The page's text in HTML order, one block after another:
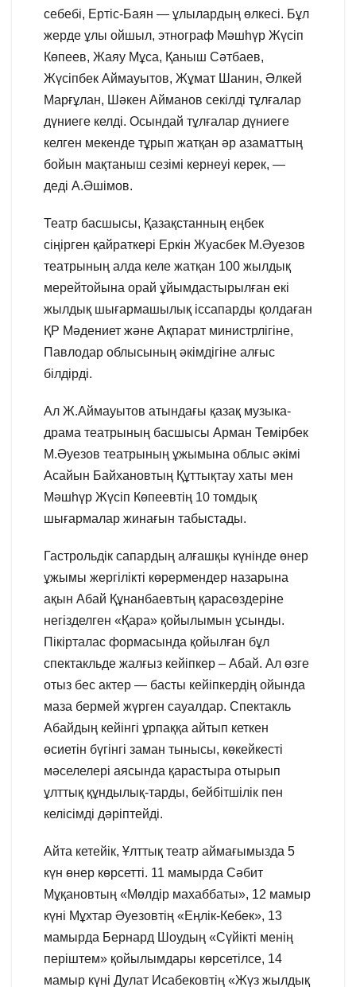
себебі, Ертіс-Баян — ұлылардың өлкесі. Бұл
жерде ұлы ойшыл, этнограф Мәшһүр Жүсіп
Көпеев, Жаяу Мұса, Қаныш Сәтбаев,
Жүсіпбек Аймауытов, Жұмат Шанин, Әлкей
Марғұлан, Шәкен Айманов секілді тұлғалар
дүниеге келді. Осындай тұлғалар дүниеге
келген мекенде тұрып жатқан әр азаматтың
бойын мақтаныш сезімі кернеуі керек, —
деді А.Әшімов.
Театр басшысы, Қазақстанның еңбек
сіңірген қайраткері Еркін Жуасбек М.Әуезов
театрының алда келе жатқан 100 жылдық
мерейтойына орай ұйымдастырылған екі
жылдық шығармашылық іссапарды қолдаған
ҚР Мәдениет және Ақпарат министрлігіне,
Павлодар облысының әкімдігіне алғыс
білдірді.
Ал Ж.Аймауытов атындағы қазақ музыка-
драма театрының басшысы Арман Темірбек
М.Әуезов театрының ұжымына облыс әкімі
Асайын Байхановтың Құттықтау хаты мен
Мәшһүр Жүсіп Көпеевтің 10 томдық
шығармалар жинағын табыстады.
Гастрольдік сапардың алғашқы күнінде өнер
ұжымы жергілікті көрермендер назарына
ақын Абай Құнанбаевтың қарасөздеріне
негізделген «Қара» қойылымын ұсынды.
Пікірталас формасында қойылған бұл
спектакльде жалғыз кейіпкер – Абай. Ал өзге
отыз бес актер — басты кейіпкердің ойында
маза бермей жүрген сауалдар. Спектакль
Абайдың кейінгі ұрпаққа айтып кеткен
өсиетін бүгінгі заман тынысы, көкейкесті
мәселелері аясында қарастыра отырып
ұлттық құндылық-тарды, бейбітшілік пен
келісімді дәріптейді.
Айта кетейік, Ұлттық театр аймағымызда 5
күн өнер көрсетті. 11 мамырда Сәбит
Мұқановтың «Мөлдір махаббаты», 12 мамыр
күні Мұхтар Әуезовтің «Еңлік-Кебек», 13
мамырда Бернард Шоудың «Сүйікті менің
періштем» қойылымдары көрсетілсе, 14
мамыр күні Дулат Исабековтің «Жүз жылдық